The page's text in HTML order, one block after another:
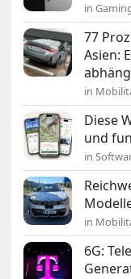
in
77
Asien:
in
Diese
und
in
in
6G: